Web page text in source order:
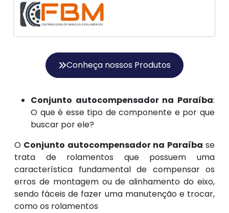
Conjunto autocompensador na Paraíba:
O que é esse tipo de componente e por que
buscar por ele?
O Conjunto autocompensador na Paraíba se
trata de rolamentos que possuem uma
característica fundamental de compensar os
erros de montagem ou de alinhamento do eixo,
sendo fáceis de fazer uma manutenção e trocar,
como os rolamentos
Conheça nossos Produtos